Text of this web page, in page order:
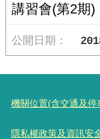
講習會(第2期)
機關位置(含交通及停
隱私權政策及資訊安